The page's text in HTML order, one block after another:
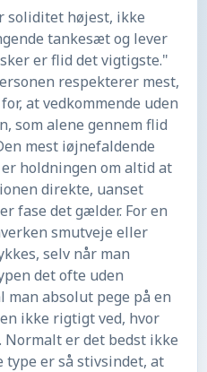
soliditet højest, ikke
tankesæt og lever
er flid det vigtigste."
respekterer mest,
at vedkommende uden
som alene gennem flid
mest iøjnefaldende
holdningen om altid at
direkte, uanset
fase det gælder. For en
smutveje eller
selv når man
det ofte uden
man absolut pege på en
ikke rigtigt ved, hvor
er det bedst ikke
type er så stivsindet, at